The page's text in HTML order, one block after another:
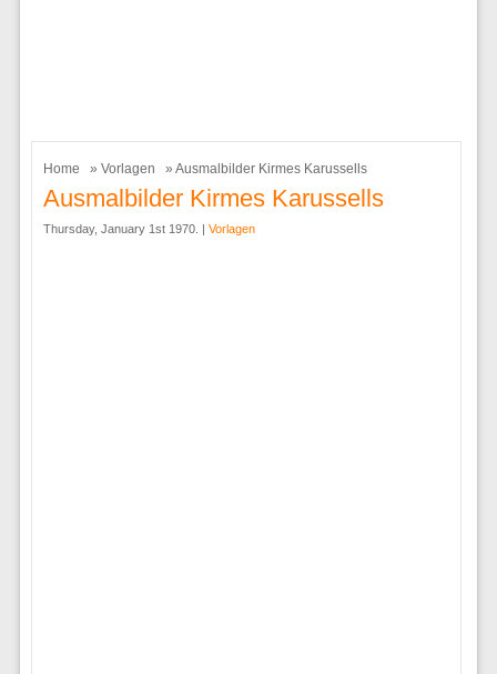
Home » Vorlagen » Ausmalbilder Kirmes Karussells
Ausmalbilder Kirmes Karussells
Thursday, January 1st 1970. | Vorlagen